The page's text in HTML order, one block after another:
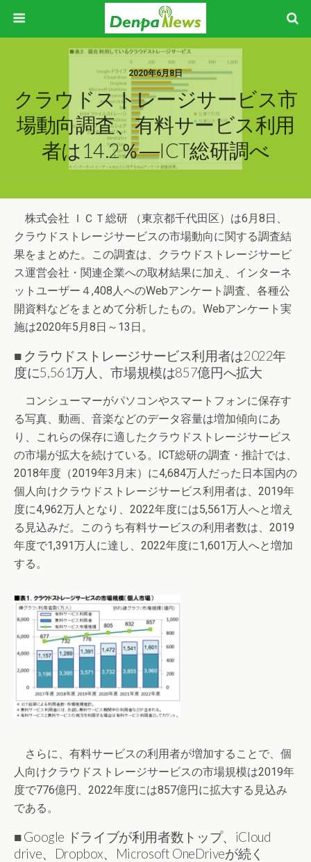
2020年6月8日
クラウドストレージサービス市
場動向調査、有料サービス利用
者は14.2％―ICT総研調べ
株式会社 ＩＣＴ総研 （東京都千代田区）は6月8日、
クラウドストレージサービスの市場動向に関する調査結
果をまとめた。この調査は、クラウドストレージサービ
ス運営会社・関連企業への取材結果に加え、インターネ
ットユーザー４,408人へのWebアンケート調査、各種公
開資料などをまとめて分析したもの。Webアンケート実
施は2020年5月8日～13日。
■ クラウドストレージサービス利用者は2022年
度に5,561万人、市場規模は857億円へ拡大
コンシューマーがパソコンやスマートフォンに保存す
る写真、動画、音楽などのデータ容量は増加傾向にあ
り、これらの保存に適したクラウドストレージサービス
の市場が拡大を続けている。ICT総研の調査・推計では、
2018年度（2019年3月末）に4,684万人だった日本国内の
個人向けクラウドストレージサービス利用者は、2019年
度に4,962万人となり、2022年度には5,561万人へと増え
る見込みだ。このうち有料サービスの利用者数は、2019
年度で1,391万人に達し、2022年度に1,601万人へと増加
する。
さらに、有料サービスの利用者が増加することで、個
人向けクラウドストレージサービスの市場規模は2019年
度で776億円、2022年度には857億円に拡大する見込み
である。
■ Google ドライブが利用者数トップ、iCloud
drive、Dropbox、Microsoft OneDriveが続く